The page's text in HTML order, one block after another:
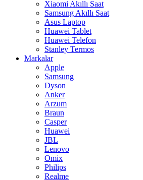
Xiaomi Akıllı Saat
Samsung Akıllı Saat
Asus Laptop
Huawei Tablet
Huawei Telefon
Stanley Termos
Markalar
Apple
Samsung
Dyson
Anker
Arzum
Braun
Casper
Huawei
JBL
Lenovo
Omix
Philips
Realme